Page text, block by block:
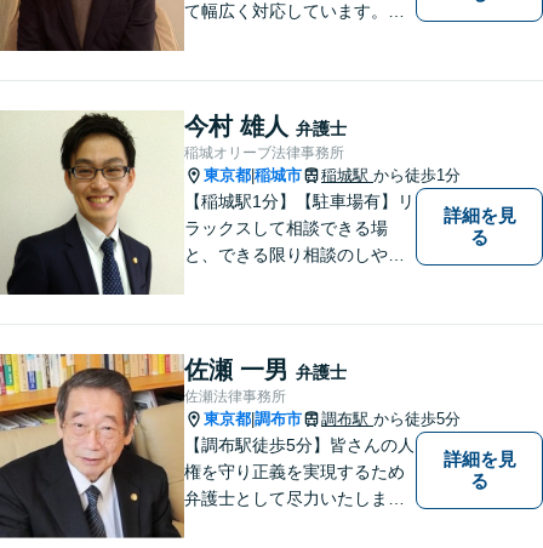
て幅広く対応しています。ま
今村 雄人 弁護士
稲城オリーブ法律事務所
東京都 稲城市 稲城駅 から徒歩1分
【稲城駅1分】【駐車場有】リ
ラックスして相談できる場
と、できる限り相談のしやす
ください。 ご相談・ご依頼い
ただいた際には、精一杯サポ
ートいたします。
詳細を見
る
佐瀬 一男 弁護士
佐瀬法律事務所
東京都 調布市 調布駅 から徒歩5分
【調布駅徒歩5分】皆さんの人
権を守り正義を実現するため
弁護士として尽力いたしま
詳細を見
る